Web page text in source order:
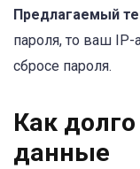
Предлагаемый
пароля, то ваш
сбросе пароля.
Как
данные